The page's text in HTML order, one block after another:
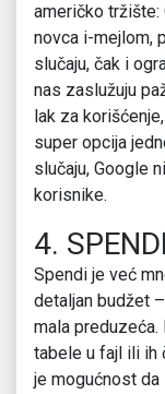
američko tržište:
novca i-mejlom,
slučaju, čak i
nas zaslužuju
lak za
super opcija
slučaju, Google
korisnike.
4.
Spendi je već
detaljan budžet
mala
tabele u fajl ili ih
je mogućnost